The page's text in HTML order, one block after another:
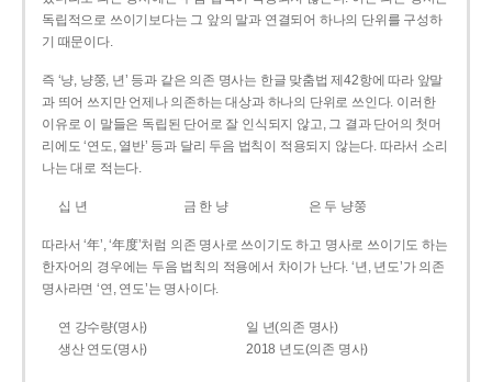
독립적으로 쓰이기보다는 그 앞의 말과 연결되어 하나의 단위를 구성하
기 때문이다.
즉 ‘냥, 냥쭝, 년’ 등과 같은 의존 명사는 한글 맞춤법 제42항에 따라 앞말
과 띄어 쓰지만 언제나 의존하는 대상과 하나의 단위로 쓰인다. 이러한
이유로 이 말들은 독립된 단어로 잘 인식되지 않고, 그 결과 단어의 첫머
리에도 ‘연도, 열반’ 등과 달리 두음 법칙이 적용되지 않는다. 따라서 소리
나는 대로 적는다.
십 년 금 한 냥 은 두 냥쭝
따라서 ‘年’, ‘年度’처럼 의존 명사로 쓰이기도 하고 명사로 쓰이기도 하는
한자어의 경우에는 두음 법칙의 적용에서 차이가 난다. ‘년, 년도’가 의존
명사라면 ‘연, 연도’는 명사이다.
연 강수량(명사)
일 년(의존 명사)
생산 연도(명사)
2018 년도(의존 명사)